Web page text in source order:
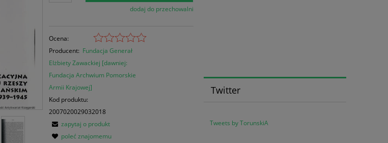
dodaj do przechowalni
Ocena:
Producent: Fundacja Generał
Elżbiety Zawackiej [dawniej:
Fundacja Archwium Pomorskie
Armii Krajowej]
Kod produktu:
2007020029032018
zapytaj o produkt
poleć znajomemu
Twitter
Tweets by TorunskiA